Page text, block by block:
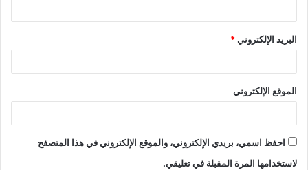
البريد الإلكتروني*
الموقع الإلكتروني
احفظ اسمي، بريدي الإلكتروني، والموقع الإلكتروني في هذا المتصفح
لاستخدامها المرة المقبلة في تعليقي.